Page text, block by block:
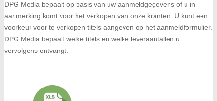
DPG Media bepaalt op basis van uw aanmeldgegevens of u in
aanmerking komt voor het verkopen van onze kranten. U kunt een
voorkeur voor te verkopen titels aangeven op het aanmeldformulier.
DPG Media bepaalt welke titels en welke leveraantallen u
vervolgens ontvangt.